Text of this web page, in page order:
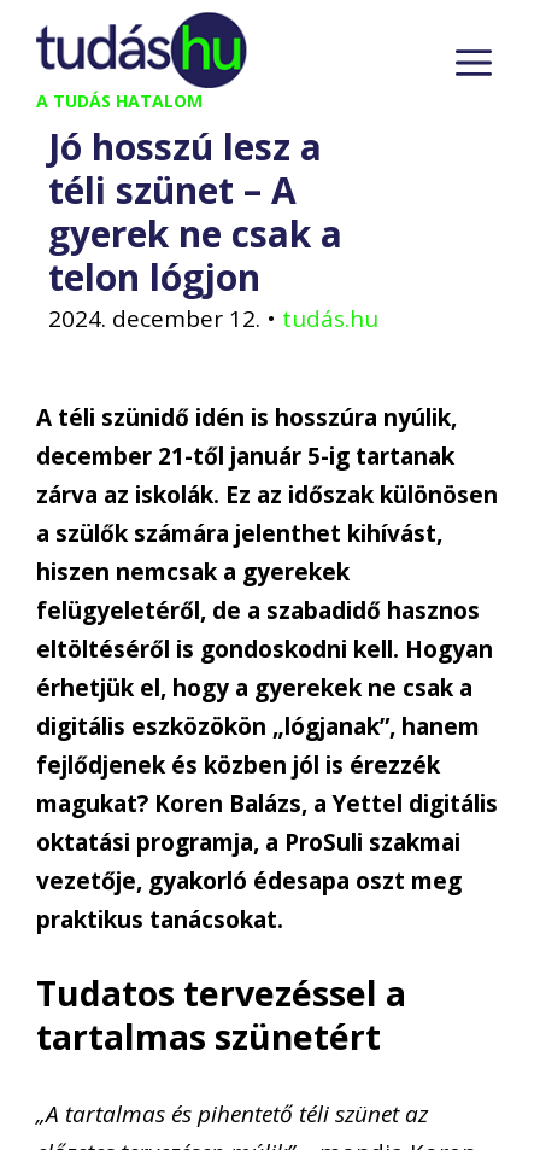
Kilépés
tartalomba
A TUDÁS HATALOM
Jó hosszú lesz a
téli szünet – A
gyerek ne csak a
telon lógjon
2024. december 12. • tudás.hu
A téli szünidő idén is hosszúra nyúlik,
december 21-től január 5-ig tartanak
zárva az iskolák. Ez az időszak különösen
a szülők számára jelenthet kihívást,
hiszen nemcsak a gyerekek
felügyeletéről, de a szabadidő hasznos
eltöltéséről is gondoskodni kell. Hogyan
érhetjük el, hogy a gyerekek ne csak a
digitális eszközökön „lógjanak”, hanem
fejlődjenek és közben jól is érezzék
magukat? Koren Balázs, a Yettel digitális
oktatási programja, a ProSuli szakmai
vezetője, gyakorló édesapa oszt meg
praktikus tanácsokat.
Tudatos tervezéssel a
tartalmas szünetért
„A tartalmas és pihentető téli szünet az